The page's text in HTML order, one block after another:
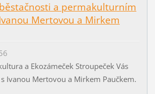
a permakulturním
Mertovou a Mirkem
a Ekozámeček Stroupeček Vás
Ivanou Mertovou a Mirkem Paučkem.